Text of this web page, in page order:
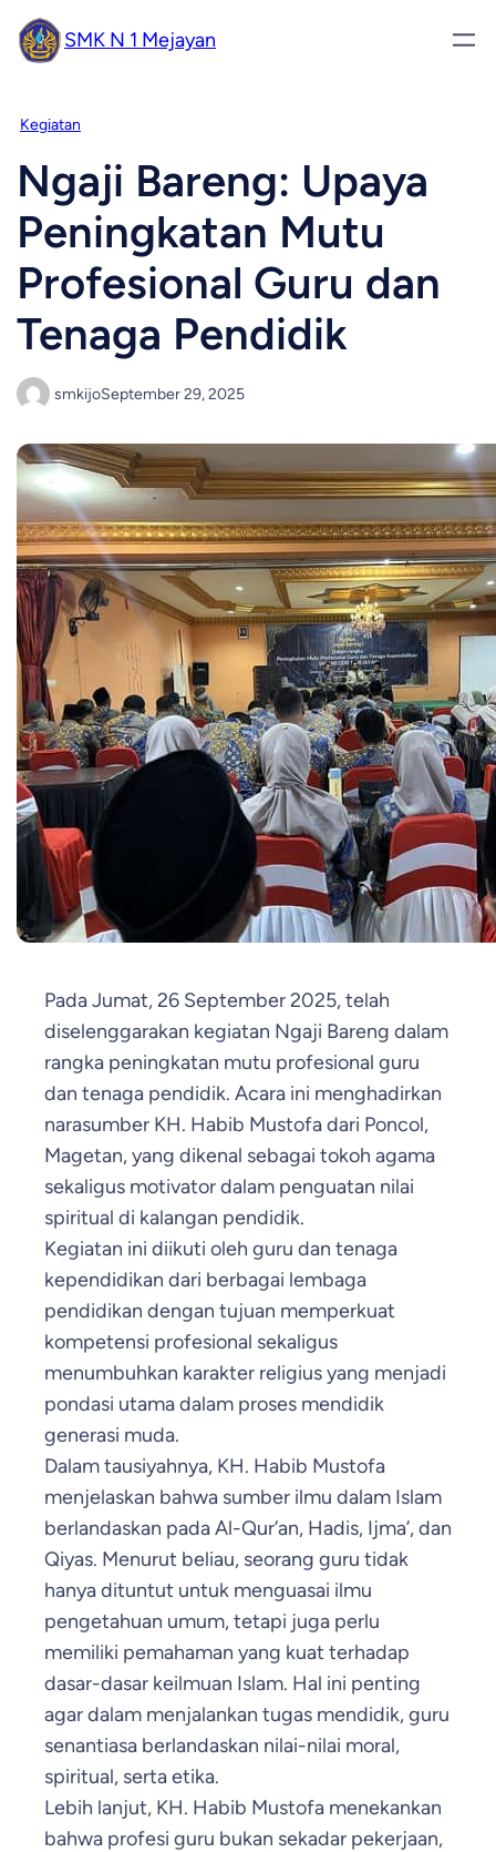
SMK N 1 Mejayan
Kegiatan
Ngaji Bareng: Upaya
Peningkatan Mutu
Profesional Guru dan
Tenaga Pendidik
smkijoSeptember 29, 2025
Pada Jumat, 26 September 2025, telah
diselenggarakan kegiatan Ngaji Bareng dalam
rangka peningkatan mutu profesional guru
dan tenaga pendidik. Acara ini menghadirkan
narasumber KH. Habib Mustofa dari Poncol,
Magetan, yang dikenal sebagai tokoh agama
sekaligus motivator dalam penguatan nilai
spiritual di kalangan pendidik.
Kegiatan ini diikuti oleh guru dan tenaga
kependidikan dari berbagai lembaga
pendidikan dengan tujuan memperkuat
kompetensi profesional sekaligus
menumbuhkan karakter religius yang menjadi
pondasi utama dalam proses mendidik
generasi muda.
Dalam tausiyahnya, KH. Habib Mustofa
menjelaskan bahwa sumber ilmu dalam Islam
berlandaskan pada Al-Qur’an, Hadis, Ijma’, dan
Qiyas. Menurut beliau, seorang guru tidak
hanya dituntut untuk menguasai ilmu
pengetahuan umum, tetapi juga perlu
memiliki pemahaman yang kuat terhadap
dasar-dasar keilmuan Islam. Hal ini penting
agar dalam menjalankan tugas mendidik, guru
senantiasa berlandaskan nilai-nilai moral,
spiritual, serta etika.
Lebih lanjut, KH. Habib Mustofa menekankan
bahwa profesi guru bukan sekadar pekerjaan,